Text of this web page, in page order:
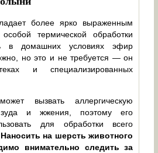
более ярко выраженным
термической обработки
в домашних условиях эфир
но это и не требуется — он
и специализированных
вызвать аллергическую
и жжения, поэтому его
для обработки всего
Наносить на шерсть животного
внимательно следить за